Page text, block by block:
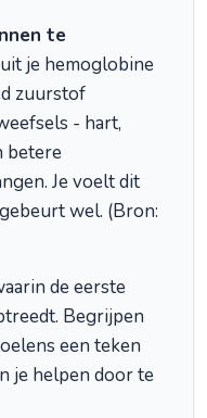
te
je hemoglobine
zuurstof
- hart,
betere
Je voelt dit
wel. (Bron:
de eerste
Begrijpen
een teken
je helpen door te